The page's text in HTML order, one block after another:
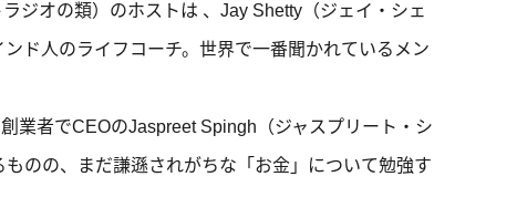
ジオの類）のホストは 、Jay Shetty（ジェイ・シェ
ド人のライフコーチ。世界で一番聞かれているメン
業者でCEOのJaspreet Spingh（ジャスプリート・シ
のの、まだ謙遜されがちな「お金」について勉強す